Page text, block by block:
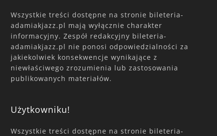
Wszystkie treści dostępne na stronie bileteria-
adamiakjazz.pl mają wyłącznie charakter
informacyjny. Zespół redakcyjny bileteria-
adamiakjazz.pl nie ponosi odpowiedzialności za
jakiekolwiek konsekwencje wynikające z
niewłaściwego zrozumienia lub zastosowania
publikowanych materiałów.
Użytkowniku!
Wszystkie treści dostępne na stronie bileteria-